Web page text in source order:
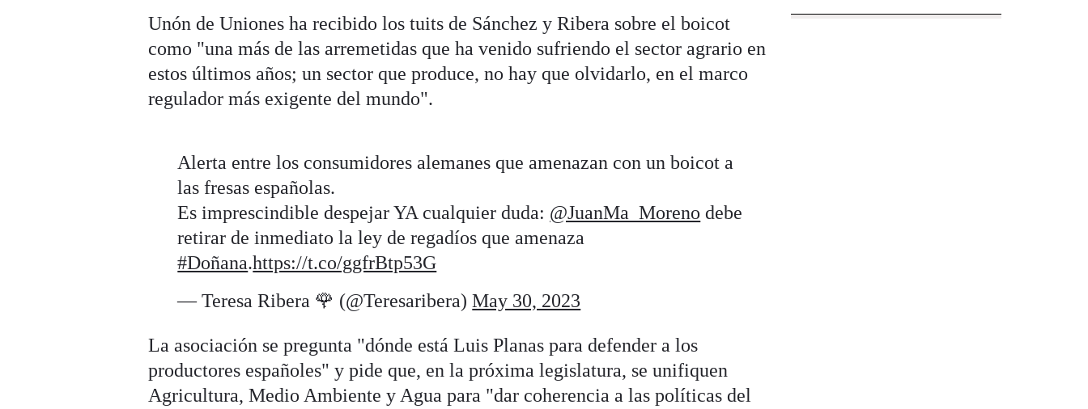
Unón de Uniones ha recibido los tuits de Sánchez y Ribera sobre el boicot
como "una más de las arremetidas que ha venido sufriendo el sector agrario en
estos últimos años; un sector que produce, no hay que olvidarlo, en el marco
regulador más exigente del mundo".
Alerta entre los consumidores alemanes que amenazan con un boicot a
las fresas españolas.
Es imprescindible despejar YA cualquier duda: @JuanMa_Moreno debe
retirar de inmediato la ley de regadíos que amenaza
#Doñana.https://t.co/ggfrBtp53G
— Teresa Ribera 🌹 (@Teresaribera)May 30, 2023
La asociación se pregunta "dónde está Luis Planas para defender a los
productores españoles" y pide que, en la próxima legislatura, se unifiquen
Agricultura, Medio Ambiente y Agua para "dar coherencia a las políticas del